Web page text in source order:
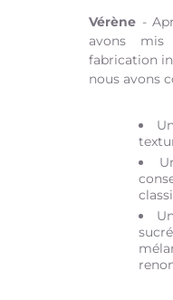
Vérène -
avons
fabrication
nous avons